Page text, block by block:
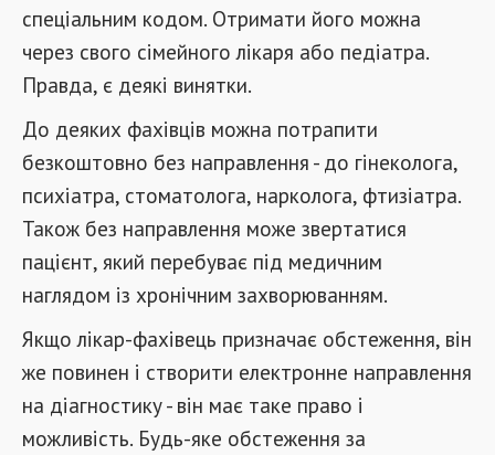
спеціальним кодом. Отримати його можна
через свого сімейного лікаря або педіатра.
Правда, є деякі винятки.
До деяких фахівців можна потрапити
безкоштовно без направлення - до гінеколога,
психіатра, стоматолога, нарколога, фтизіатра.
Також без направлення може звертатися
пацієнт, який перебуває під медичним
наглядом із хронічним захворюванням.
Якщо лікар-фахівець призначає обстеження, він
же повинен і створити електронне направлення
на діагностику - він має таке право і
можливість. Будь-яке обстеження за